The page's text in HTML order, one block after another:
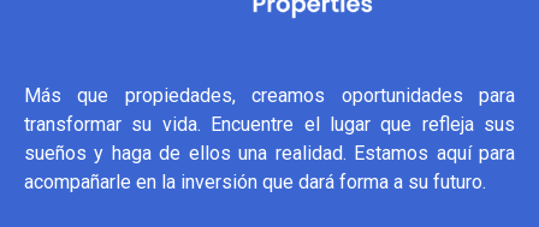
Más que propiedades, creamos oportunidades para
transformar su vida. Encuentre el lugar que refleja sus
sueños y haga de ellos una realidad. Estamos aquí para
acompañarle en la inversión que dará forma a su futuro.